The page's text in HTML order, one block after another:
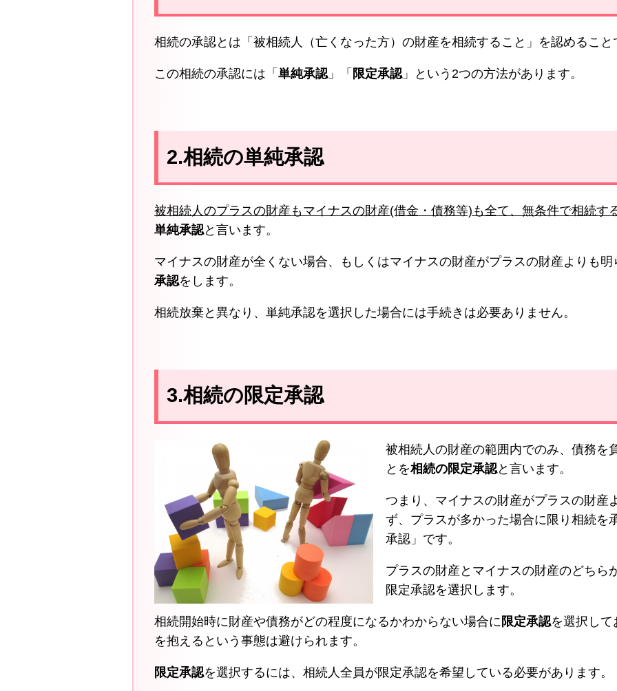
相続の承認とは「被相続人（亡くなった方）の財産を相続すること」を認めること
この相続の承認には「 単純承認」「 限定承認」という2つの方法があります。
2.相続の単純承認
被相続人のプラスの財産もマイナスの財産(借金・債務等)も全て、無条件で相続す
単純承認と言います。
マイナスの財産が全くない場合、もしくはマイナスの財産がプラスの財産よりも
承認をします。
相続放棄と異なり、単純承認を選択した場合には手続きは必要ありません。
3.相続の限定承認
被相続人の財産の範囲内でのみ、債務を
とを相続の限定承認と言います。
つまり、マイナスの財産がプラスの財産
ず、プラスが多かった場合に限り相続を
承認」です。
プラスの財産とマイナスの財産のどちら
限定承認を選択します。
相続開始時に財産や債務がどの程度になるかわからない場合に 限定承認を選択して
を抱えるという事態は避けられます。
限定承認を選択するには、相続人全員が限定承認を希望している必要があります。